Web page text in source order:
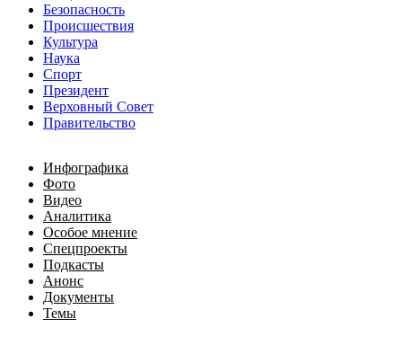
Безопасность
Происшествия
Культура
Наука
Спорт
Президент
Верховный Совет
Правительство
Инфографика
Фото
Видео
Аналитика
Особое мнение
Спецпроекты
Подкасты
Анонс
Документы
Темы